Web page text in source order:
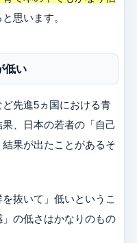
思います。
低い
先進5ヵ国における青
、日本の若者の「自己
果が出たことがあるそ
抜いて」低いというこ
の低さはかなりのもの